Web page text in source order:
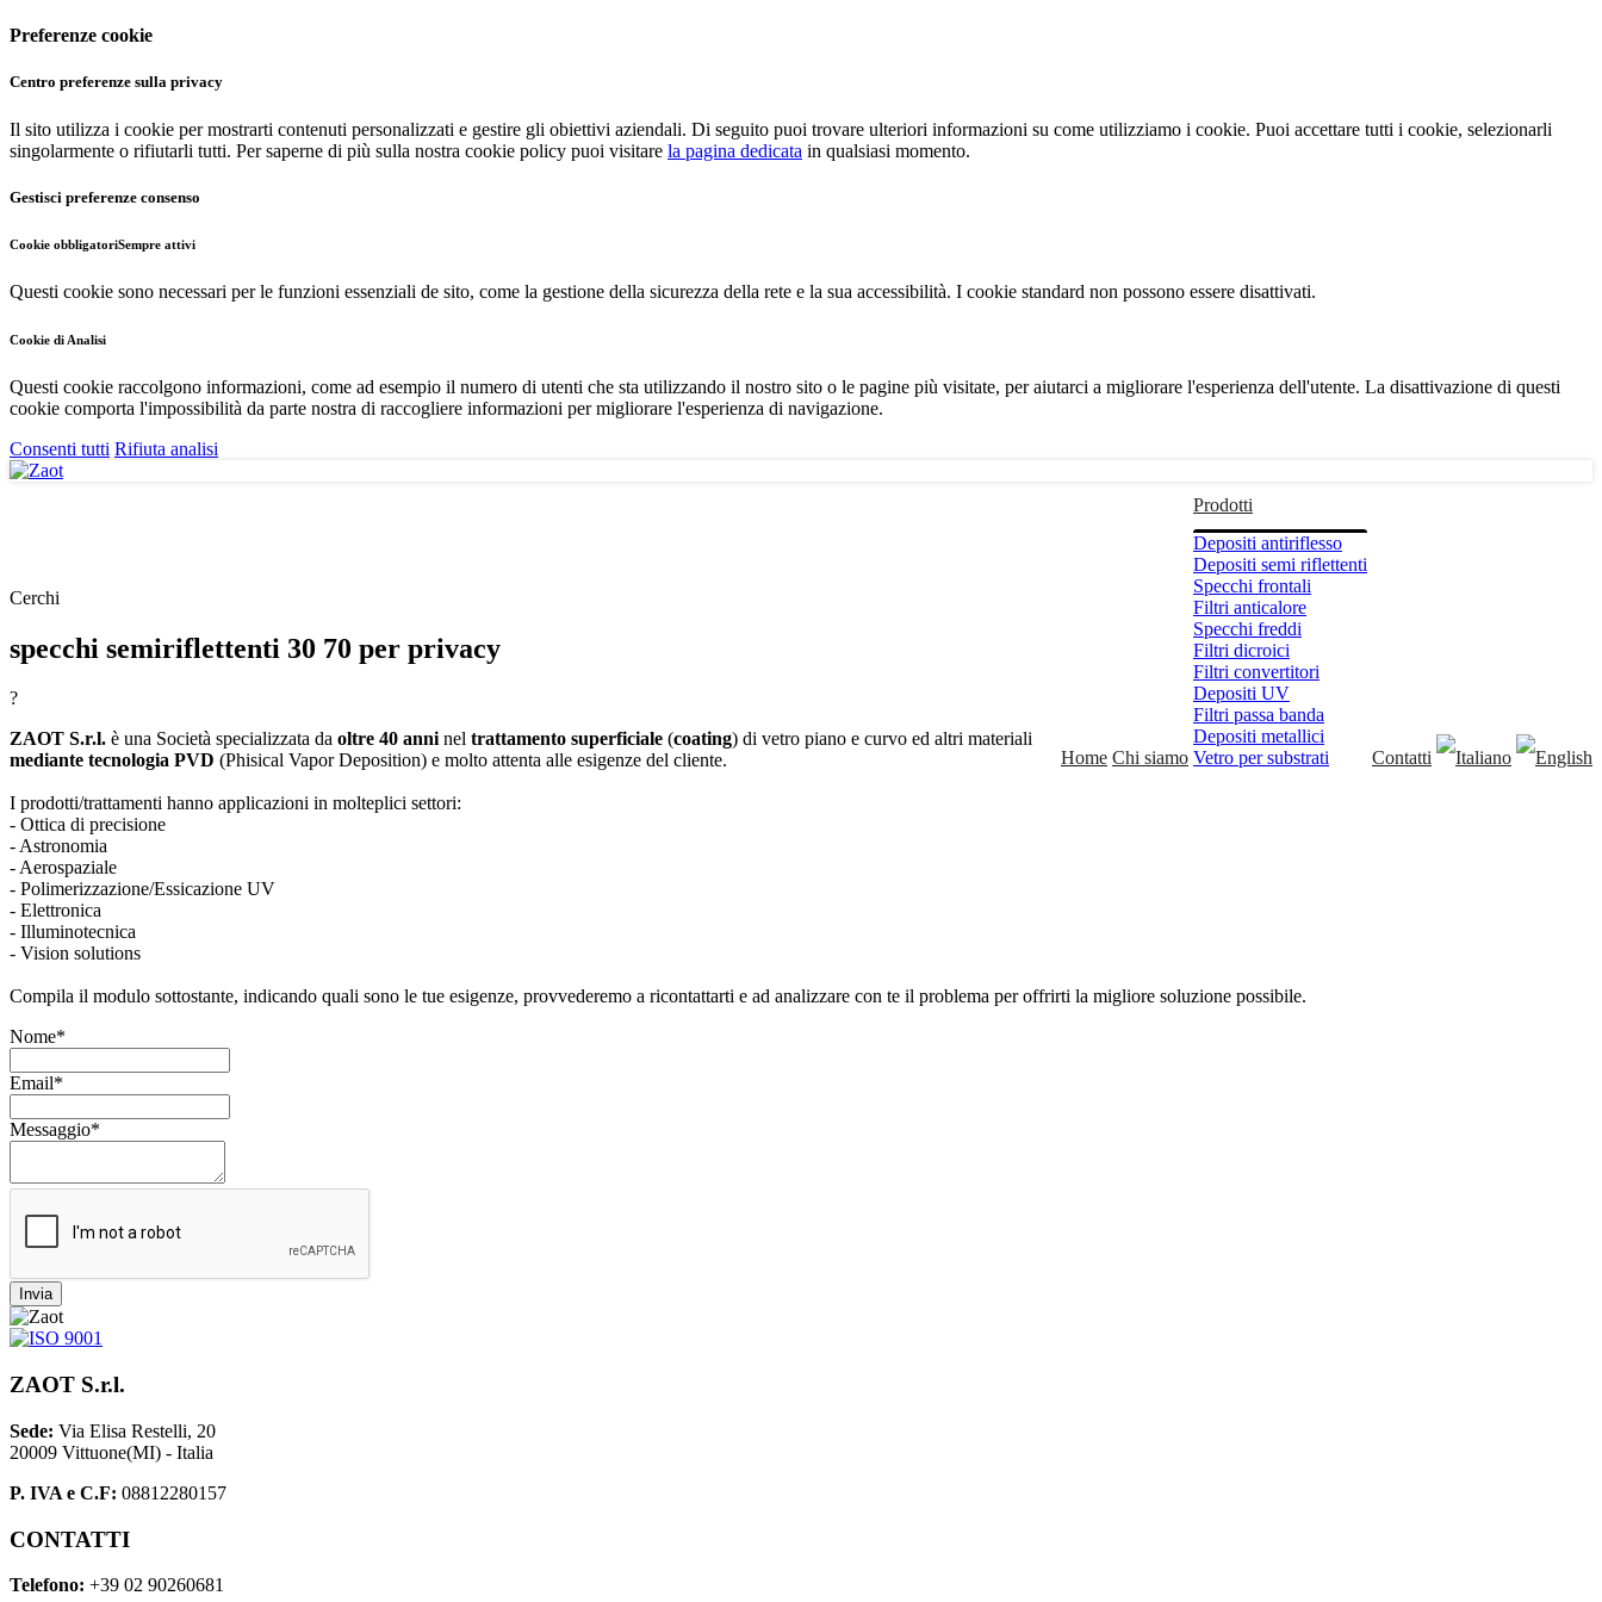
Preferenze cookie
Centro preferenze sulla privacy
Il sito utilizza i cookie per mostrarti contenuti personalizzati e gestire gli obiettivi aziendali. Di seguito puoi trovare ulteriori informazioni su come utilizziamo i cookie. Puoi accettare tutti i cookie, selezionarli
singolarmente o rifiutarli tutti. Per saperne di più sulla nostra cookie policy puoi visitare la pagina dedicata in qualsiasi momento.
Gestisci preferenze consenso
Cookie obbligatoriSempre attivi
Questi cookie sono necessari per le funzioni essenziali de sito, come la gestione della sicurezza della rete e la sua accessibilità. I cookie standard non possono essere disattivati.
Cookie di Analisi
Questi cookie raccolgono informazioni, come ad esempio il numero di utenti che sta utilizzando il nostro sito o le pagine più visitate, per aiutarci a migliorare l'esperienza dell'utente. La disattivazione di questi
cookie comporta l'impossibilità da parte nostra di raccogliere informazioni per migliorare l'esperienza di navigazione.
Consenti tutti Rifiuta analisi
Home Chi siamo
Prodotti
Depositi antiriflesso
Depositi semi riflettenti
Specchi frontali
Filtri anticalore
Specchi freddi
Filtri dicroici
Filtri convertitori
Depositi UV
Filtri passa banda
Depositi metallici
Vetro per substrati
Contatti
Cerchi
specchi semiriflettenti 30 70 per privacy
?
ZAOT S.r.l. è una Società specializzata da oltre 40 anninel trattamento superficiale (coating) di vetro piano e curvo ed altri materiali
mediante tecnologia PVD (Phisical Vapor Deposition) e molto attenta alle esigenze del cliente.
I prodotti/trattamenti hanno applicazioni in molteplici settori:
- Ottica di precisione
- Astronomia
- Aerospaziale
- Polimerizzazione/Essicazione UV
- Elettronica
- Illuminotecnica
- Vision solutions
Compila il modulo sottostante, indicando quali sono le tue esigenze, provvederemo a ricontattarti e ad analizzare con te il problema per offrirti la migliore soluzione possibile.
Nome*
Email*
Messaggio*
Invia
ZAOT S.r.l.
Sede: Via Elisa Restelli, 20
20009 Vittuone(MI) - Italia
P. IVA e C.F: 08812280157
CONTATTI
Telefono: +39 02 90260681